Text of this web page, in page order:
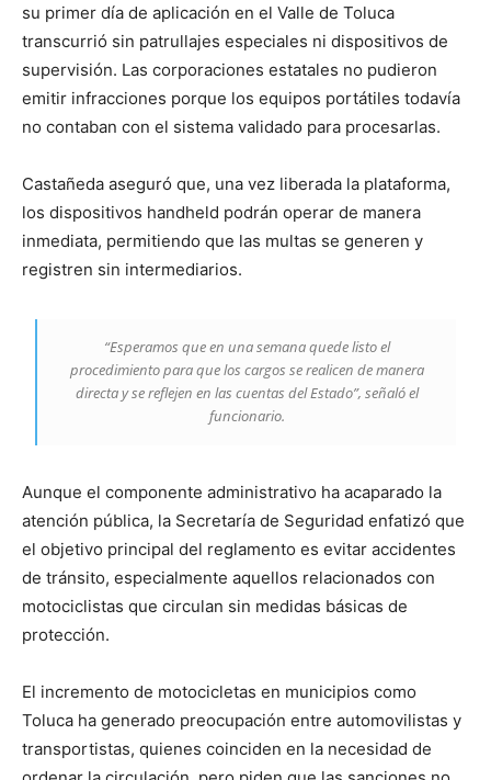
su primer día de aplicación en el Valle de Toluca
transcurrió sin patrullajes especiales ni dispositivos de
supervisión. Las corporaciones estatales no pudieron
emitir infracciones porque los equipos portátiles todavía
no contaban con el sistema validado para procesarlas.
Castañeda aseguró que, una vez liberada la plataforma,
los dispositivos handheld podrán operar de manera
inmediata, permitiendo que las multas se generen y
registren sin intermediarios.
“Esperamos que en una semana quede listo el
procedimiento para que los cargos se realicen de manera
directa y se reflejen en las cuentas del Estado”, señaló el
funcionario.
Aunque el componente administrativo ha acaparado la
atención pública, la Secretaría de Seguridad enfatizó que
el objetivo principal del reglamento es evitar accidentes
de tránsito, especialmente aquellos relacionados con
motociclistas que circulan sin medidas básicas de
protección.
El incremento de motocicletas en municipios como
Toluca ha generado preocupación entre automovilistas y
transportistas, quienes coinciden en la necesidad de